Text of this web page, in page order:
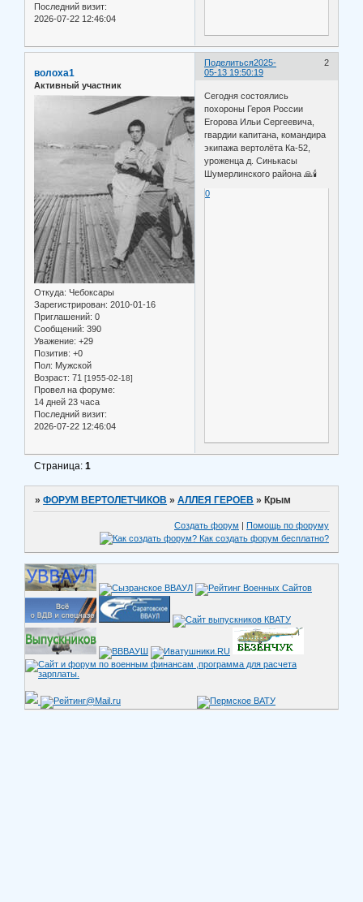
Последний визит:
2026-07-22 12:46:04
Поделиться 2
2025-
05-13 19:50:19
волоха1
Активный участник
Откуда: Чебоксары
Зарегистрирован: 2010-01-16
Приглашений: 0
Сообщений: 390
Уважение: +29
Позитив: +0
Пол: Мужской
Возраст: 71 [1955-02-18]
Провел на форуме:
14 дней 23 часа
Последний визит:
2026-07-22 12:46:04
Сегодня состоялись
похороны Героя России
Егорова Ильи Сергеевича,
гвардии капитана, командира
экипажа вертолёта Ка-52,
уроженца д. Синькасы
Шумерлинского района 🙏🕯️
0
Страница:1
»ФОРУМ ВЕРТОЛЕТЧИКОВ »АЛЛЕЯ ГЕРОЕВ »Крым
Создать форум | Помощь по форуму